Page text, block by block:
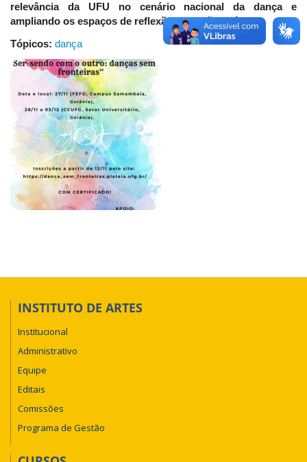
relevância da UFU no cenário nacional da dança e
ampliando os espaços de reflexão e criação artística.
Tópicos: dança
INSTITUTO DE ARTES
Institucional
Administrativo
Equipe
Editais
Comissões
Programa de Gestão